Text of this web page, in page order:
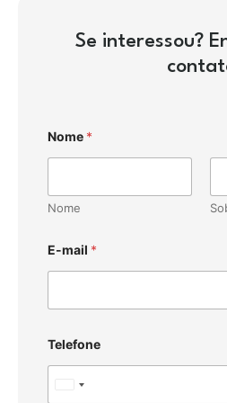
Se interessou?
Nome *
Nome
E-mail *
Telefone